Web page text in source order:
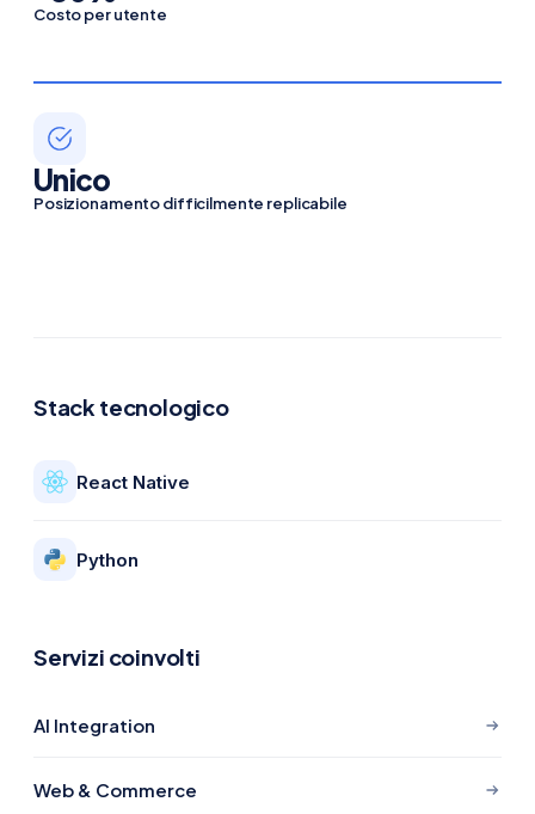
Costo per utente
Unico
Posizionamento difficilmente replicabile
Stack tecnologico
React Native
Python
Servizi coinvolti
AI Integration
Web & Commerce